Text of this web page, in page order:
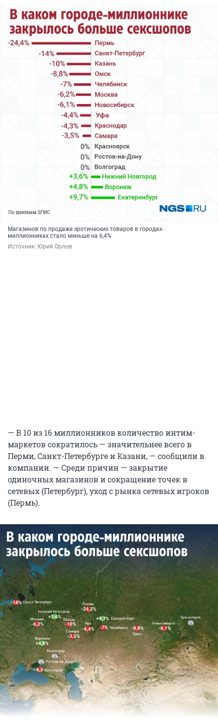
Магазинов по продаже эротических товаров в городах-
миллионниках стало меньше на 6,4%
Источник: Юрий Орлов
— В 10 из 16 миллионников количество интим-
маркетов сократилось — значительнее всего в
Перми, Санкт-Петербурге и Казани, — сообщили в
компании. — Среди причин — закрытие
одиночных магазинов и сокращение точек в
сетевых (Петербург), уход с рынка сетевых игроков
(Пермь).